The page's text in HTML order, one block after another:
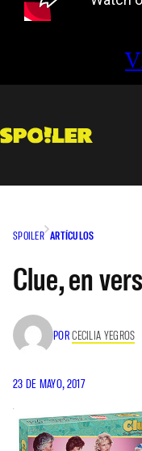
SPOILER ARTÍCULOS
Clue, en
PORCECILIA YEGROS
23 DE MAYO, 2017